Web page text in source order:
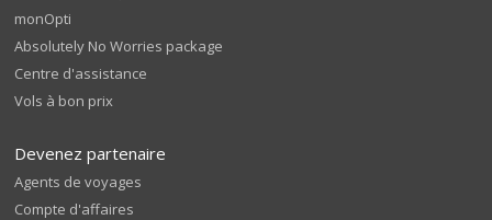
monOpti
Absolutely No Worries package
Centre d'assistance
Vols à bon prix
Devenez partenaire
Agents de voyages
Compte d'affaires